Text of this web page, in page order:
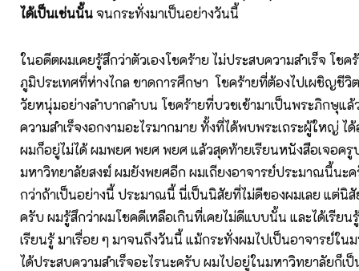
ได้เป็นเช่นนั้นจนกระทั่งมาเป็นอย่างวันนี้
ในอดีตผมเคยรู้สึกว่าตัวเองโชคร้าย ไม่ประสบความสำเร็จ โชค
ภูมิประเทศที่ห่างไกล ขาดการศึกษา โชคร้ายที่ต้องไปเผชิญชีวิ
วัยหนุ่มอย่างลำบากลำบน โชคร้ายที่บวชเข้ามาเป็นพระภิกษุแล้
ความสำเร็จงอกงามอะไรมากมาย ทั้งที่ได้พบพระเถระผู้ใหญ่ ไ
ผมก็อยู่ไม่ได้ ผมพยศ พยศ พยศ แล้วสุดท้ายเรียนหนังสือเจอครู
มหาวิทยาลัยสงฆ์ ผมยังพยศอีก ผมเถียงอาจารย์ประมาณนี้นะค
กว่าถ้าเป็นอย่างนี้ ประมาณนี้ นี่เป็นนิสัยที่ไม่ดีของผมเลย แต่นิ
ครับ ผมรู้สึกว่าผมโชคดีเหลือเกินที่เคยไม่ดีแบบนั้น และได้เรียน
เรียนรู้ มาเรื่อย ๆ มาจนถึงวันนี้ แม้กระทั่งผมไปเป็นอาจารย์ใน
ได้ประสบความสำเร็จอะไรนะครับ ผมไปอยู่ในมหาวิทยาลัยก็เ